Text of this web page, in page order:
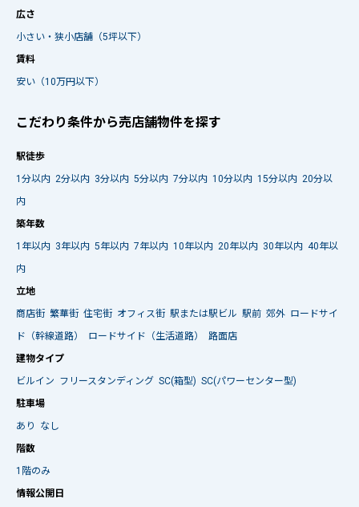
広さ
小さい・狭小店舗（5坪以下）
賃料
安い（10万円以下）
こだわり条件から売店舗物件を探す
駅徒歩
1分以内 2分以内 3分以内 5分以内 7分以内 10分以内 15分以内 20分以
内
築年数
1年以内 3年以内 5年以内 7年以内 10年以内 20年以内 30年以内 40年以
内
立地
商店街 繁華街 住宅街 オフィス街 駅または駅ビル 駅前 郊外 ロードサイ
ド（幹線道路）
ロードサイド（生活道路）
路面店
建物タイプ
ビルイン フリースタンディング SC(箱型) SC(パワーセンター型)
駐車場
あり
なし
階数
1階のみ
情報公開日